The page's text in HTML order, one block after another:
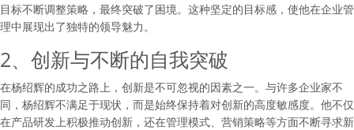
目标不断调整策略，最终突破了困境。这种坚定的目标感，使他在企业管
理中展现出了独特的领导魅力。
2、创新与不断的自我突破
在杨绍辉的成功之路上，创新是不可忽视的因素之一。与许多企业家不
同，杨绍辉不满足于现状，而是始终保持着对创新的高度敏感度。他不仅
在产品研发上积极推动创新，还在管理模式、营销策略等方面不断寻求新